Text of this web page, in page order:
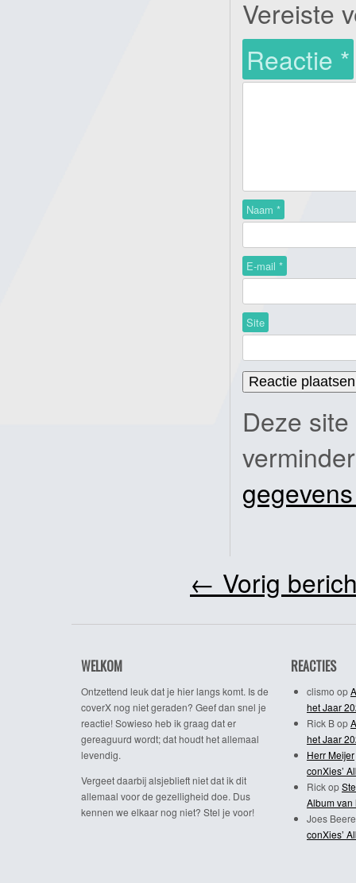
Vereiste
Reactie *
Naam *
E-mail *
Site
Deze
← Vorig
WELKOM
Ontzettend leuk dat je hier langs komt. Is de
coverX nog niet geraden? Geef dan snel je
reactie! Sowieso heb ik graag dat er
gereaguurd wordt; dat houdt het allemaal
levendig.
Vergeet daarbij alsjeblieft niet dat ik dit
allemaal voor de gezelligheid doe. Dus
kennen we elkaar nog niet? Stel je voor!
REACTIES
clismo op
het Jaar
Rick Bop
het Jaar
Herr Meijer
conXies’
Rickop
Album van
Joes
conXies’